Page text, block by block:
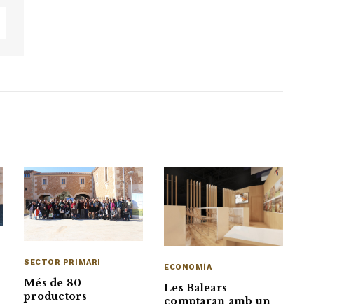
SECTOR PRIMARI
Més de 80
productors
ECONOMÍA
Les Balears
comptaran amb un